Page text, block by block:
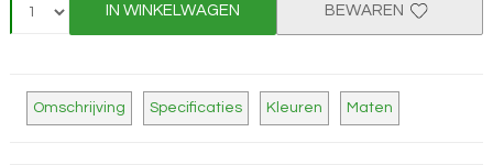
IN WINKELWAGEN BEWAREN
Omschrijving Specificaties Kleuren Maten